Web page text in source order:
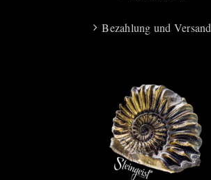
Bezahlung und Versand